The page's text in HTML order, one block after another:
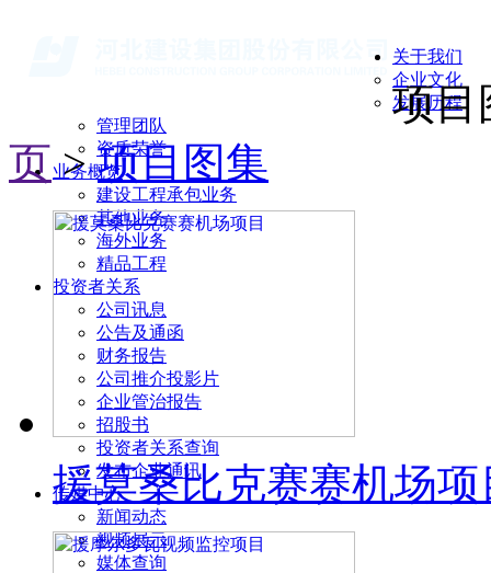
关于我们
企业文化
发展历程
管理团队
资质荣誉
业务概览
建设工程承包业务
其他业务
海外业务
精品工程
投资者关系
公司讯息
公告及通函
财务报告
公司推介投影片
企业管治报告
招股书
投资者关系查询
发布企业通讯
传媒中心
新闻动态
视频展示
媒体查询
项目
页>项目图集
援莫桑比克赛赛机场项